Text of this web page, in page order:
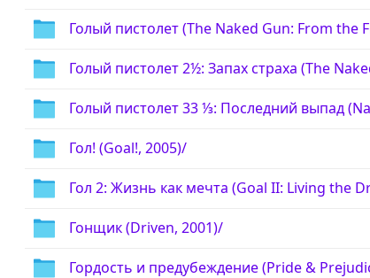
Голый пистолет (The Naked Gun: From the
Голый пистолет 2½: Запах страха (The
Голый пистолет 33 ⅓: Последний выпад
Гол! (Goal!, 2005)/
Гол 2: Жизнь как мечта (Goal II: Living the
Гонщик (Driven, 2001)/
Гордость и предубеждение (Pride &